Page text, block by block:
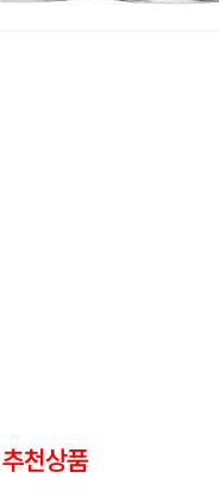
추천상품